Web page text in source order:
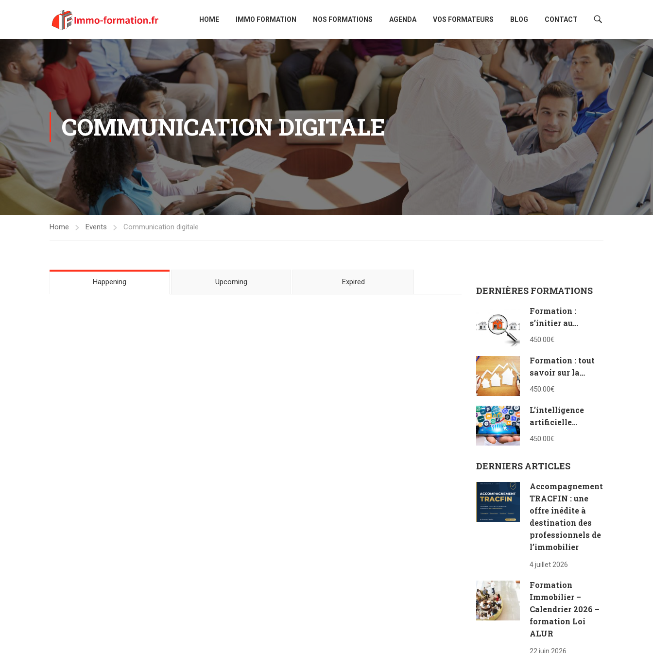
HOME IMMO FORMATION NOS FORMATIONS AGENDA VOS FORMATEURS BLOG CONTACT
COMMUNICATION DIGITALE
Home Events Communication digitale
Happening Upcoming Expired
DERNIÈRES FORMATIONS
Formation :
s’initier au
vocabulaire de
450.00€
Formation : tout
savoir sur la
vente en bloc et à
450.00€
L’intelligence
artificielle
appliquée à
450.00€
DERNIERS ARTICLES
Accompagnement
TRACFIN : une
offre inédite à
destination des
professionnels de
l’immobilier
4 juillet 2026
Formation
Immobilier –
Calendrier 2026 –
formation Loi
ALUR
22 juin 2026